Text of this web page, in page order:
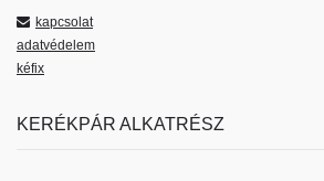
kapcsolat
adatvédelem
kéfix
KERÉKPÁR ALKATRÉSZ